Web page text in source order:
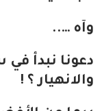
وآه …..
دعونا نبدأ
والانهيار ؟ !